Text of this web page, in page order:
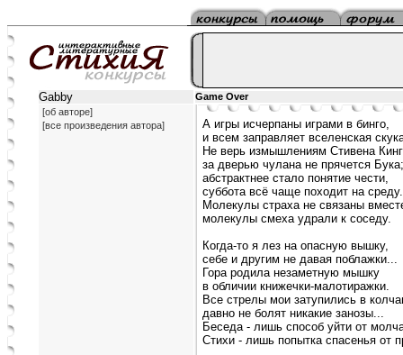
Gabby
Game Over
[об авторе]
[все произведения автора]
А игры исчерпаны играми в бинго,
и всем заправляет вселенская
Не верь измышлениям Стивена
за дверью чулана не прячется Бука;
абстрактнее стало понятие чести,
суббота всё чаще походит на
Молекулы страха не связаны
молекулы смеха удрали к соседу.
Когда-то я лез на опасную вышку,
себе и другим не давая поблажки...
Гора родила незаметную мышку
в обличии книжечки-малотиражки.
Все стрелы мои затупились в
давно не болят никакие занозы...
Беседа - лишь способ уйти от
Стихи - лишь попытка спасенья от